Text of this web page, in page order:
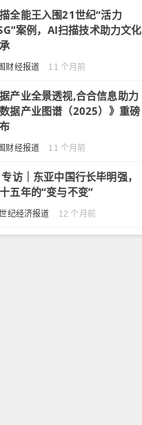
全能王入围21世纪“活力
案例，AI扫描技术助力文化
财经报道 11 个月前
产业全景透视,合合信息助力
数据产业图谱（2025）》重磅
财经报道 11 个月前
访｜东亚中国行长毕明强，
五年的“变与不变”
纪经济报道 12 个月前